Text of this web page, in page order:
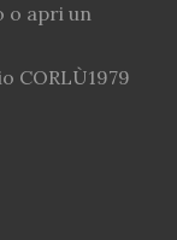
o apri un
CORLÙ1979